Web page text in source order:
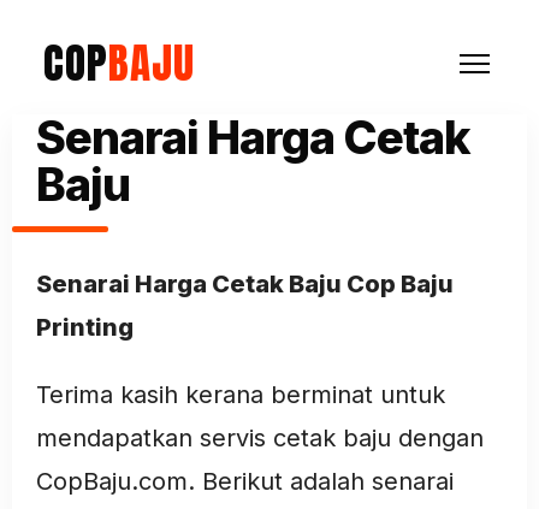
COPBAJU
Senarai Harga Cetak
Baju
Senarai Harga Cetak Baju Cop Baju
Printing
Terima kasih kerana berminat untuk
mendapatkan servis cetak baju dengan
CopBaju.com. Berikut adalah senarai